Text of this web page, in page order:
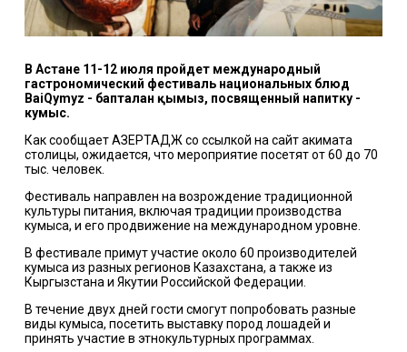
В Астане 11-12 июля пройдет международный
гастрономический фестиваль национальных блюд
BaiQymyz - бапталған қымыз, посвященный напитку -
кумыс.
Как сообщает АЗЕРТАДЖ со ссылкой на сайт акимата
столицы, ожидается, что мероприятие посетят от 60 до 70
тыс. человек.
Фестиваль направлен на возрождение традиционной
культуры питания, включая традиции производства
кумыса, и его продвижение на международном уровне.
В фестивале примут участие около 60 производителей
кумыса из разных регионов Казахстана, а также из
Кыргызстана и Якутии Российской Федерации.
В течение двух дней гости смогут попробовать разные
виды кумыса, посетить выставку пород лошадей и
принять участие в этнокультурных программах.